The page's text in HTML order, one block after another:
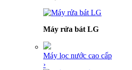
Máy rửa bát LG
Máy lọc nước cao cấp
›